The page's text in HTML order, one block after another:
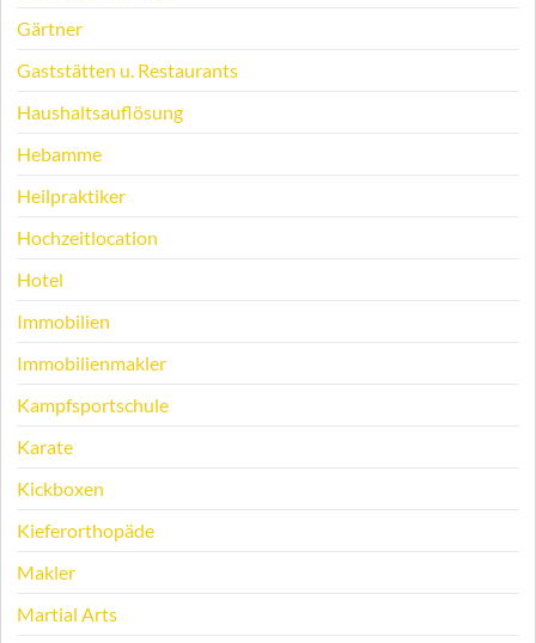
Gärtner
Gaststätten u. Restaurants
Haushaltsauflösung
Hebamme
Heilpraktiker
Hochzeitlocation
Hotel
Immobilien
Immobilienmakler
Kampfsportschule
Karate
Kickboxen
Kieferorthopäde
Makler
Martial Arts